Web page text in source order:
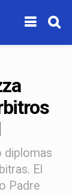
diplomas
El
Padre